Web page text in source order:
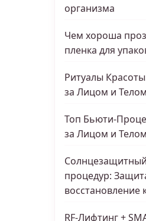
организма
Чем хороша
пленка для
Ритуалы
за Лицом и Телом
Топ Бьюти-
за Лицом и Телом
процедур:
восстановление
RF-Лифтинг +